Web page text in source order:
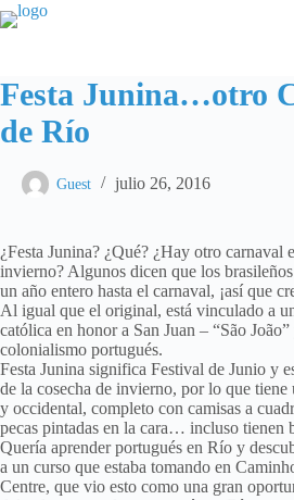
Saltar
al
Festa Junina…otro
de Río
Guest julio 26, 2016
¿Festa Junina? ¿Qué? ¿Hay otro carnaval
invierno? Algunos dicen que los
un año entero hasta el carnaval, ¡así que
Al igual que el original, está vinculado a
católica en honor a San Juan – “São
colonialismo portugués.
Festa Junina significa Festival de Junio y
de la cosecha de invierno, por lo que tiene
y occidental, completo con camisas a
pecas pintadas en la cara… incluso tienen
Quería aprender portugués en Río y
a un curso que estaba tomando en
Centre, que vio esto como una gran